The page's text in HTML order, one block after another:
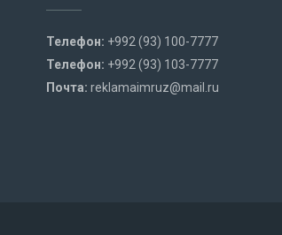
Телефон: +992 (93) 100-7777
Телефон: +992 (93) 103-7777
Почта: reklamaimruz@mail.ru